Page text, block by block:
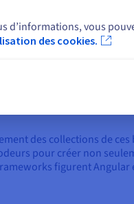
une
peuvent accéder à
Cela accélère
sur la création de
et fréquemment
des collections de
pour créer non
figurent Angular
d’informations, vous
des cookies.